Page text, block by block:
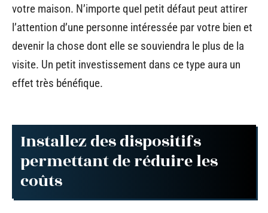
votre maison. N’importe quel petit défaut peut attirer
l’attention d’une personne intéressée par votre bien et
devenir la chose dont elle se souviendra le plus de la
visite. Un petit investissement dans ce type aura un
effet très bénéfique.
Installez des dispositifs
permettant de réduire les
coûts